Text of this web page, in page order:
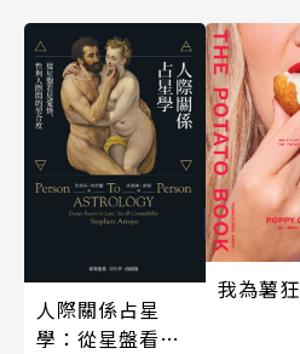
人際關係占星
學：從星盤看見
我為薯狂